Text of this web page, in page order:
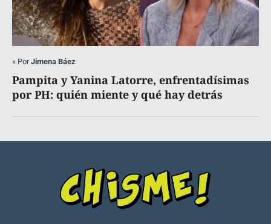
« PorJimena Báez
Pampita y Yanina Latorre, enfrentadísimas
por PH: quién miente y qué hay detrás